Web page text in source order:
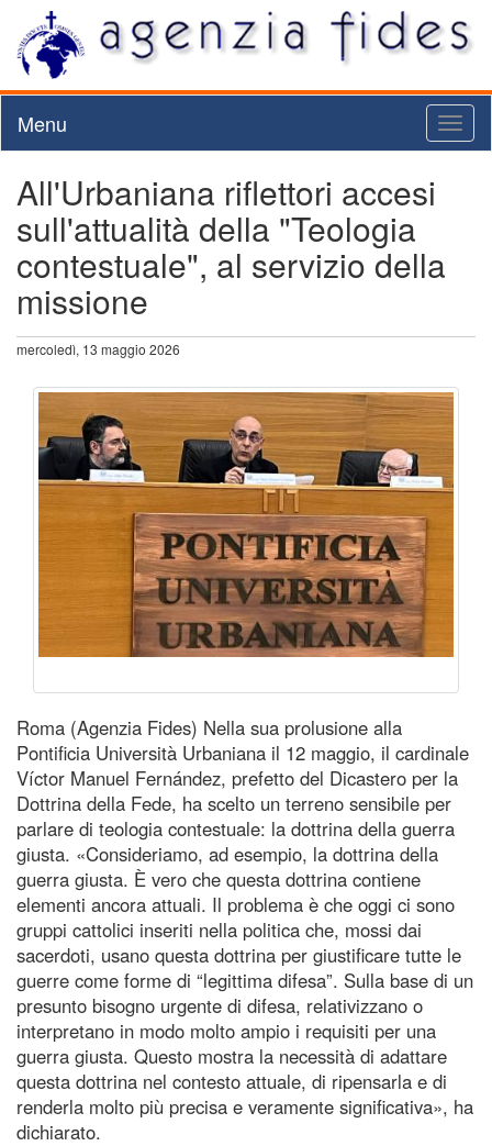
Menu
All'Urbaniana riflettori accesi
sull'attualità della "Teologia
contestuale", al servizio della
missione
mercoledì, 13 maggio 2026
Roma (Agenzia Fides) Nella sua prolusione alla
Pontificia Università Urbaniana il 12 maggio, il cardinale
Víctor Manuel Fernández, prefetto del Dicastero per la
Dottrina della Fede, ha scelto un terreno sensibile per
parlare di teologia contestuale: la dottrina della guerra
giusta. «Consideriamo, ad esempio, la dottrina della
guerra giusta. È vero che questa dottrina contiene
elementi ancora attuali. Il problema è che oggi ci sono
gruppi cattolici inseriti nella politica che, mossi dai
sacerdoti, usano questa dottrina per giustificare tutte le
guerre come forme di “legittima difesa”. Sulla base di un
presunto bisogno urgente di difesa, relativizzano o
interpretano in modo molto ampio i requisiti per una
guerra giusta. Questo mostra la necessità di adattare
questa dottrina nel contesto attuale, di ripensarla e di
renderla molto più precisa e veramente significativa», ha
dichiarato.